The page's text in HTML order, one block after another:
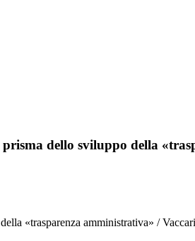
dello sviluppo della
«trasparenza amministrativa» /